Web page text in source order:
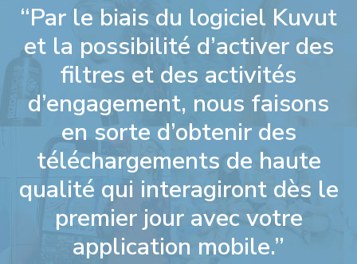
“Par le biais du logiciel Kuvut
et la possibilité d’activer des
filtres et des activités
d’engagement, nous faisons
en sorte d’obtenir des
téléchargements de haute
qualité qui interagiront dès le
premier jour avec votre
application mobile.”